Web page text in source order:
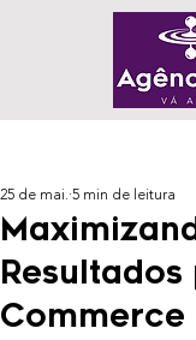
Commerce
25 de mai. 5 min de leitura